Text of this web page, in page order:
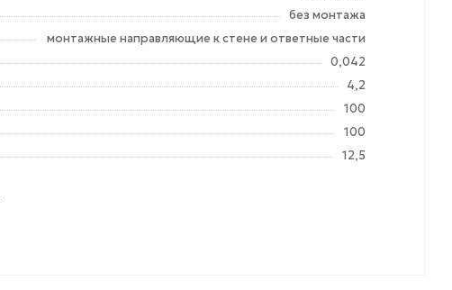
без монтажа
монтажные направляющие к стене и ответные части
0,042
4,2
100
100
12,5